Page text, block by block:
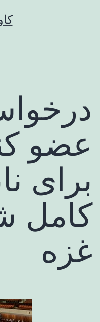
عضو
برای
کامل
غزه